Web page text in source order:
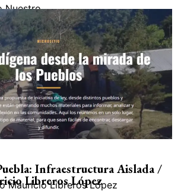
Nuestro
Infraestructura Aislada /
Libreros López
Mauricio Libreros López